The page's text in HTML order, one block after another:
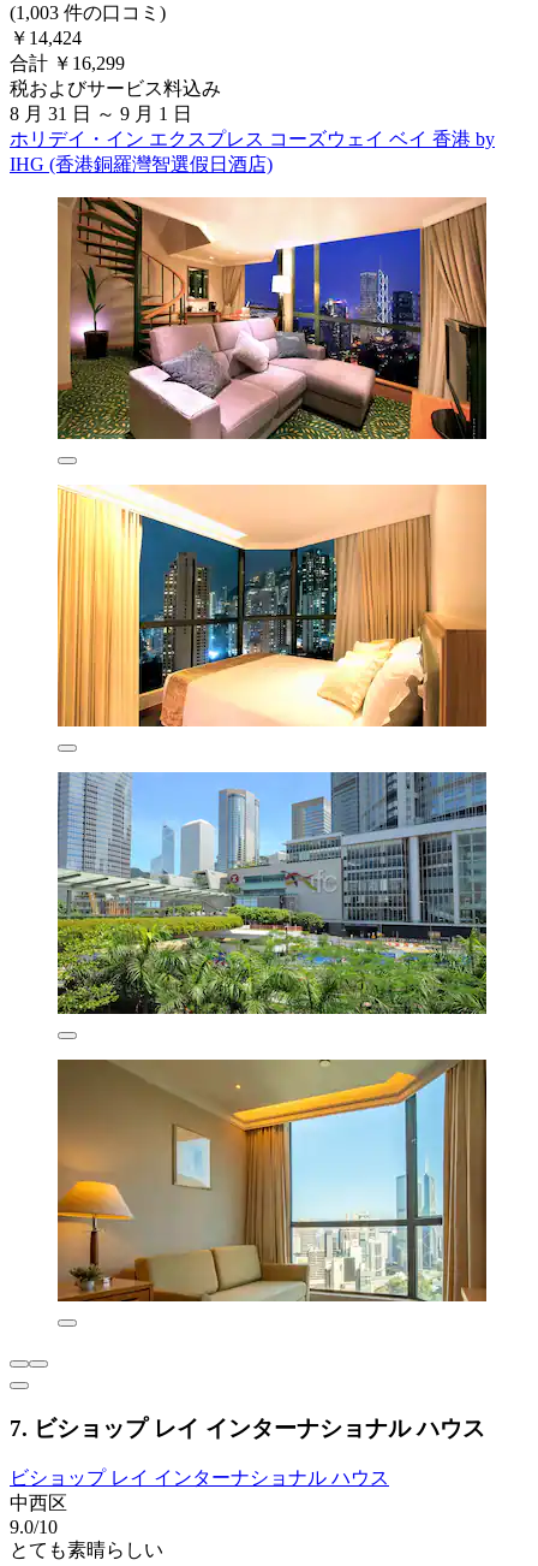
(1,003 件の口コミ)
￥14,424
合計 ￥16,299
税およびサービス料込み
8 月 31 日 ～ 9 月 1 日
ホリデイ・イン エクスプレス コーズウェイ ベイ 香港 by
IHG (香港銅羅灣智選假日酒店)
7. ビショップ レイ インターナショナル ハウス
ビショップ レイ インターナショナル ハウス
中西区
9.0/10
とても素晴らしい